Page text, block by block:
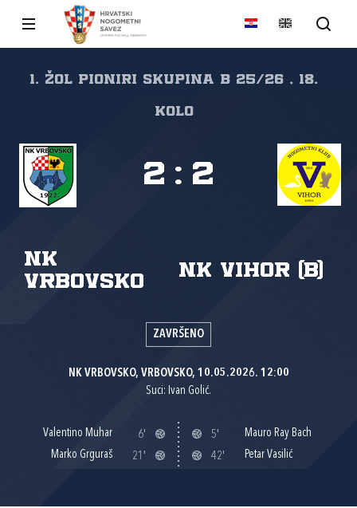
1. ŽOL PIONIRI Skupina B 25/26 , 18.
kolo
NK
Vrbovsko
NK Vihor (B)
2 : 2
ZAVRŠENO
NK VRBOVSKO, VRBOVSKO, 10.05.2026. 12:00
Suci: Ivan Golić.
Valentino Muhar
6'
Marko Grguraš
21'
5'
Mauro Ray Bach
42'
Petar Vasilić